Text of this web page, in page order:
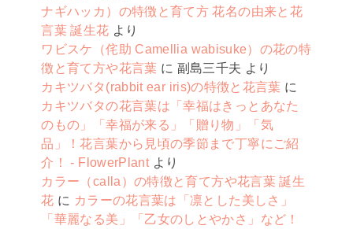
ナギハッカ）の特徴と育て方 花名の由来と花
言葉 誕生花 より
ワビスケ（侘助 Camellia wabisuke）の花の特
徴と育て方や花言葉 に 副島三千夫 より
カキツバタ(rabbit ear iris)の特徴と花言葉 に
カキツバタの花言葉は「幸福はきっとあなた
のもの」「幸福が来る」「贈り物」「気
品」！花言葉から見頃の季節まで丁寧にご紹
介！ - FlowerPlantより
カラー（calla）の特徴と育て方や花言葉 誕生
花 に カラーの花言葉は「凛とした美しさ」
「華麗なる美」「乙女のしとやかさ」など！